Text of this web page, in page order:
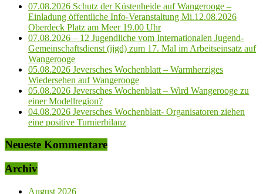
07.08.2026 Schutz der Küstenheide auf Wangerooge –
Einladung öffentliche Info-Veranstaltung Mi.12.08.2026
Oberdeck Platz am Meer 19.00 Uhr
07.08.2026 – 12 Jugendliche vom Internationalen Jugend-
Gemeinschaftsdienst (ijgd) zum 17. Mal im Arbeitseinsatz auf
Wangerooge
05.08.2026 Jeversches Wochenblatt – Warmherziges
Wiedersehen auf Wangerooge
05.08.2026 Jeversches Wochenblatt – Wird Wangerooge zu
einer Modellregion?
04.08.2026 Jeversches Wochenblatt- Organisatoren ziehen
eine positive Turnierbilanz
Neueste Kommentare
Archiv
August 2026